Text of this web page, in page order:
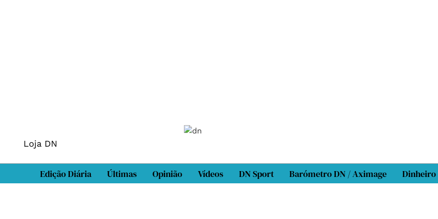
Loja DN
Edição Diária Últimas Opinião Vídeos DN Sport Barómetro DN / Aximage Dinheiro